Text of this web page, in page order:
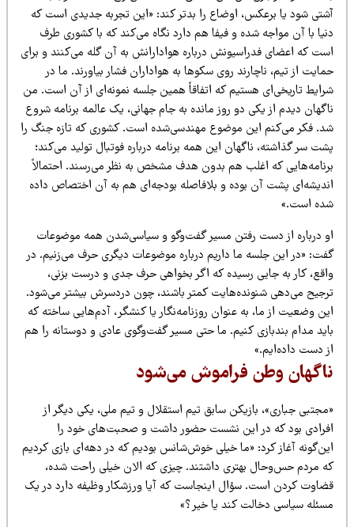
شود یا برعکس، اوضاع را بدتر کند: «این تجربه جدیدی است که
با آن مواجه شده و فیفا هم دارد نگاه می‌کند که با کشوری طرف
که اعضای فدراسیونش درباره هوادارانش به آن گله می‌کنند و برای
از تیم، ناچارند روی سکوها به هواداران فشار بیاورند. ما در
تاریخی‌ای هستیم که اتفاقاً همین جلسه نمونه‌ای از آن است. من
دیدم از یکی دو روز مانده به جام جهانی، یک عالمه برنامه شروع
فکر می‌کنم این موضوع مهندسی‌شده است. کشوری که تازه جنگ را
سر گذاشته، ناگهان این همه برنامه درباره فوتبال تولید می‌کند؛
که اغلب هم بدون هدف مشخص به نظر می‌رسند. احتمالاً
پشت آن بوده و بلافاصله بودجه‌ای هم به آن اختصاص داده
است.»
درباره از دست رفتن مسیر گفت‌وگو و سیاسی‌شدن همه موضوعات
«در این جلسه ما داریم درباره موضوعات دیگری حرف می‌زنیم. در
کار به جایی رسیده که اگر بخواهی حرف جدی و درست بزنی،
می‌دهی شنونده‌هایت کمتر باشند، چون دردسرش بیشتر می‌شود.
وضعیت از ما، به عنوان روزنامه‌نگار یا کنشگر، آدم‌هایی ساخته که
مدام بندبازی کنیم. ما حتی مسیر گفت‌وگوی عادی و دوستانه را هم
دست داده‌ایم.»
وطن فراموش می‌شود
جباری»، بازیکن سابق تیم استقلال و تیم ملی، یکی دیگر از
بود که در این نشست حضور داشت و صحبت‌های خود را
آغاز کرد: «ما خیلی خوش‌شانس بودیم که در دهه‌ای بازی کردیم
مردم حس‌وحال بهتری داشتند. چیزی که الان خیلی راحت شده،
کردن است. سؤال اینجاست که آیا ورزشکار وظیفه دارد در یک
سیاسی دخالت کند یا خیر؟»